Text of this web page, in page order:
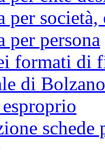
per
per persona
formati di
di Bolzano
schede